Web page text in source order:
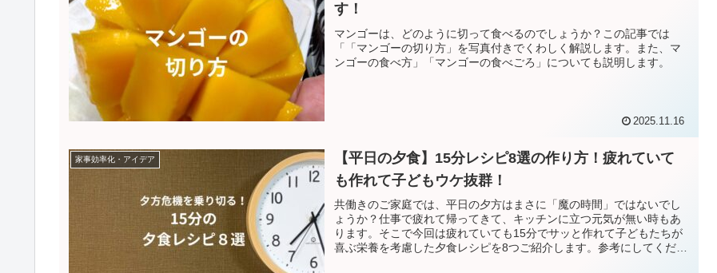
す！
マンゴーは、どのように切って食べるのでしょうか？この記事では
「「マンゴーの切り方」を写真付きでくわしく解説します。また、マ
ンゴーの食べ方」「マンゴーの食べごろ」についても説明します。
2025.11.16
家事効率化・アイデア
【平日の夕食】15分レシピ8選の作り方！疲れていて
も作れて子どもウケ抜群！
共働きのご家庭では、平日の夕方はまさに「魔の時間」ではないでし
ょうか？仕事で疲れて帰ってきて、キッチンに立つ元気が無い時もあ
ります。そこで今回は疲れていても15分でサッと作れて子どもたちが
喜ぶ栄養を考慮した夕食レシピを8つご紹介します。参考にしてくださ